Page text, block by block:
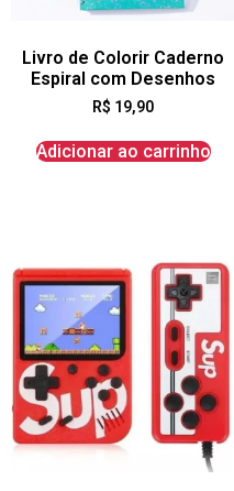
Livro de Colorir Caderno
Espiral com Desenhos
R$ 19,90
Adicionar ao carrinho